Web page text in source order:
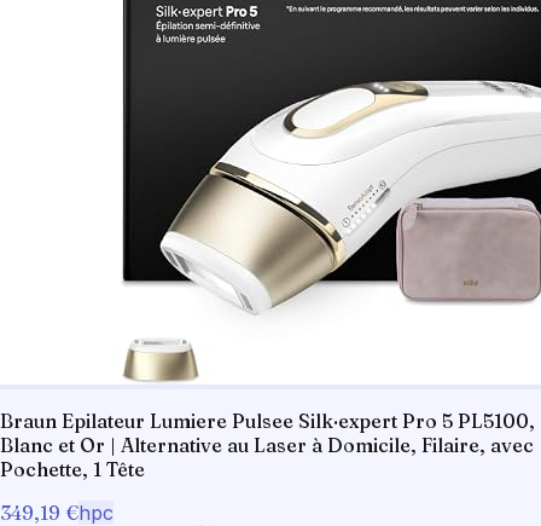
Braun Epilateur Lumiere Pulsee Silk·expert Pro 5 PL5100,
Blanc et Or | Alternative au Laser à Domicile, Filaire, avec
Pochette, 1 Tête
349,19 €hpc